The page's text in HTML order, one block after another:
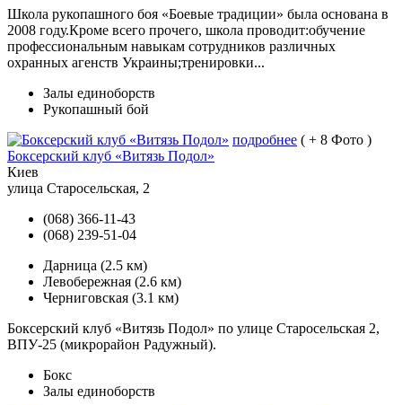
Школа рукопашного боя «Боевые традиции» была основана в
2008 году.Кроме всего прочего, школа проводит:обучение
профессиональным навыкам сотрудников различных
охранных агенств Украины;тренировки...
Залы единоборств
Рукопашный бой
подробнее ( + 8 Фото )
Боксерский клуб «Витязь Подол»
Киев
улица Старосельская, 2
(068) 366-11-43
(068) 239-51-04
Дарница (2.5 км)
Левобережная (2.6 км)
Черниговская (3.1 км)
Боксерский клуб «Витязь Подол» по улице Старосельская 2,
ВПУ-25 (микрорайон Радужный).
Бокс
Залы единоборств